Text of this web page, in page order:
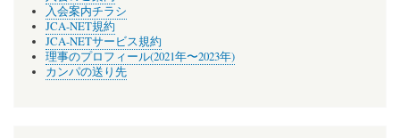
入会案内チラシ
JCA-NET規約
JCA-NETサービス規約
理事のプロフィール(2021年〜2023年)
カンパの送り先